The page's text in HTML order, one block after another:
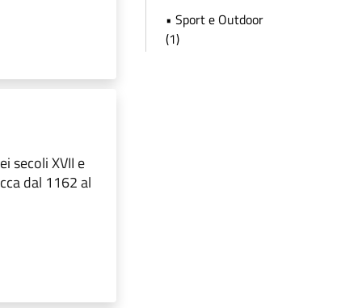
secoli XVII e
dal 1162 al
• Sport e Outdoor
(1)